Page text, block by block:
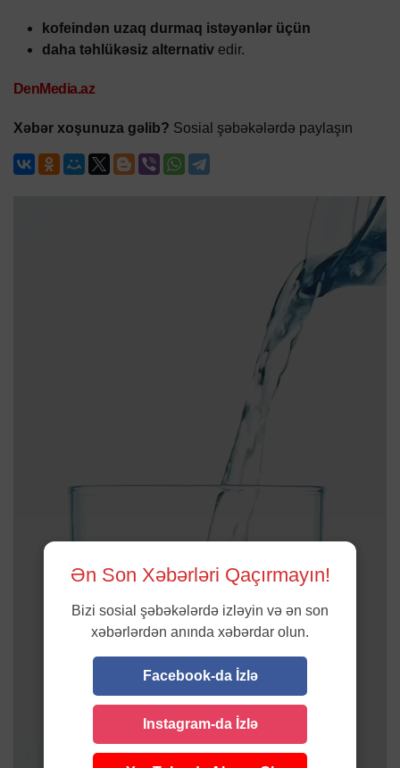
kofeindən uzaq durmaq istəyənlər üçün
daha təhlükəsiz alternativ edir.
DenMedia.az
Xəbər xoşunuza gəlib? Sosial şəbəkələrdə paylaşın
Ən Son Xəbərləri Qaçırmayın!
Bizi sosial şəbəkələrdə izləyin və ən son
xəbərlərdən anında xəbərdar olun.
Facebook-da İzlə
Instagram-da İzlə